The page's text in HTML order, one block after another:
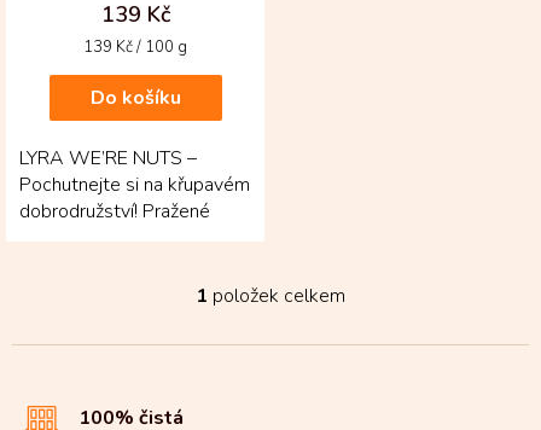
139 Kč
Měrná
139 Kč / 100 g
Do košíku
LYRA WE’RE NUTS –
Pochutnejte si na křupavém
dobrodružství! Pražené
kešu v hořké čokoládě
O
l
1 položek celkem
100% čistá